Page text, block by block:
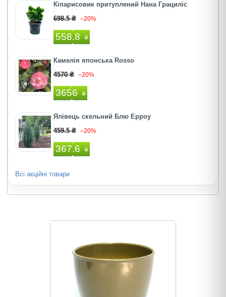
Кіпарисовик притуплений Нана Грациліс
698.5 ₴ –20%
558.8 ₴
Камелія японська Rosso
4570 ₴ –20%
3656 ₴
Ялівець скельний Блю Ерроу
459.5 ₴ –20%
367.6 ₴
Всі акційні товари